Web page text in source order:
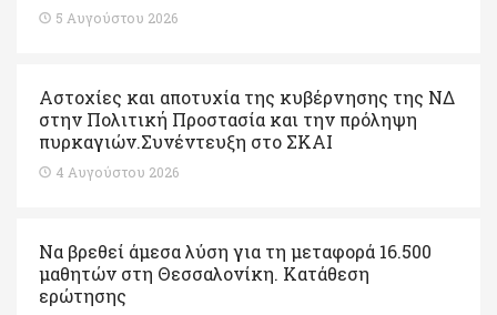
5 Αυγούστου 2026
Αστοχίες και αποτυχία της κυβέρνησης της ΝΔ
στην Πολιτική Προστασία και την πρόληψη
πυρκαγιών.Συνέντευξη στο ΣΚΑΙ
4 Αυγούστου 2026
Να βρεθεί άμεσα λύση για τη μεταφορά 16.500
μαθητών στη Θεσσαλονίκη. Κατάθεση
ερώτησης